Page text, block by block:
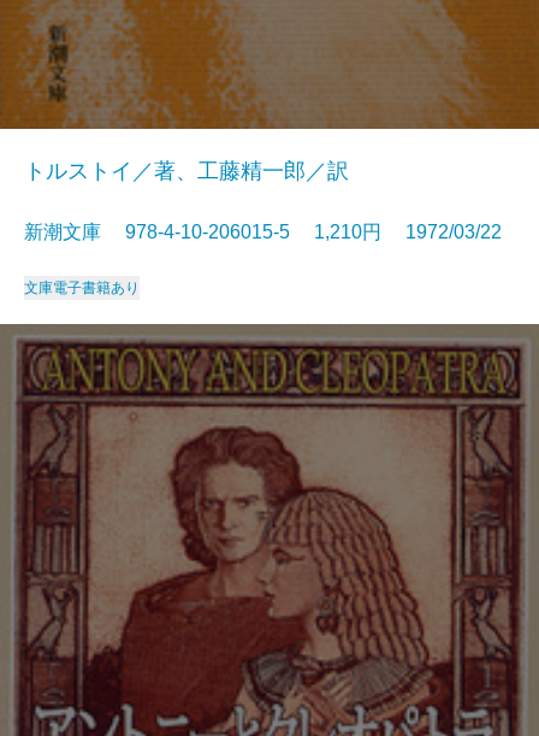
トルストイ／著、工藤精一郎／訳
新潮文庫 978-4-10-206015-5 1,210円 1972/03/22
文庫電子書籍あり